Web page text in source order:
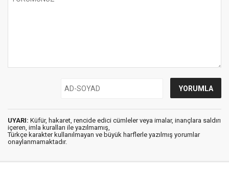
UYARI: Küfür, hakaret, rencide edici cümleler veya imalar, inançlara saldırı
içeren, imla kuralları ile yazılmamış,
Türkçe karakter kullanılmayan ve büyük harflerle yazılmış yorumlar
onaylanmamaktadır.